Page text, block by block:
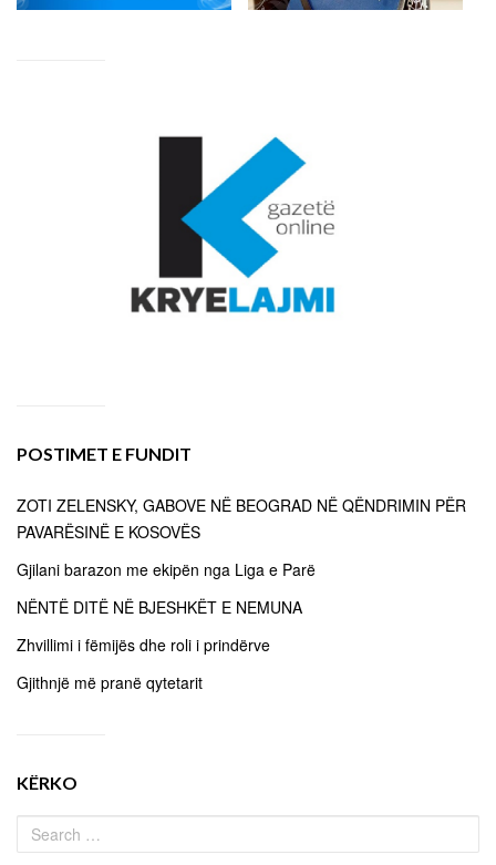
POSTIMET E FUNDIT
ZOTI ZELENSKY, GABOVE NË BEOGRAD NË QËNDRIMIN PËR
PAVARËSINË E KOSOVËS
Gjilani barazon me ekipën nga Liga e Parë
NËNTË DITË NË BJESHKËT E NEMUNA
Zhvillimi i fëmijës dhe roli i prindërve
Gjithnjë më pranë qytetarit
KËRKO